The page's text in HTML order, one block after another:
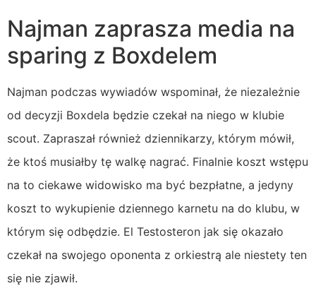
Najman zaprasza media na
sparing z Boxdelem
Najman podczas wywiadów wspominał, że niezależnie
od decyzji Boxdela będzie czekał na niego w klubie
scout. Zapraszał również dziennikarzy, którym mówił,
że ktoś musiałby tę walkę nagrać. Finalnie koszt wstępu
na to ciekawe widowisko ma być bezpłatne, a jedyny
koszt to wykupienie dziennego karnetu na do klubu, w
którym się odbędzie. El Testosteron jak się okazało
czekał na swojego oponenta z orkiestrą ale niestety ten
się nie zjawił.